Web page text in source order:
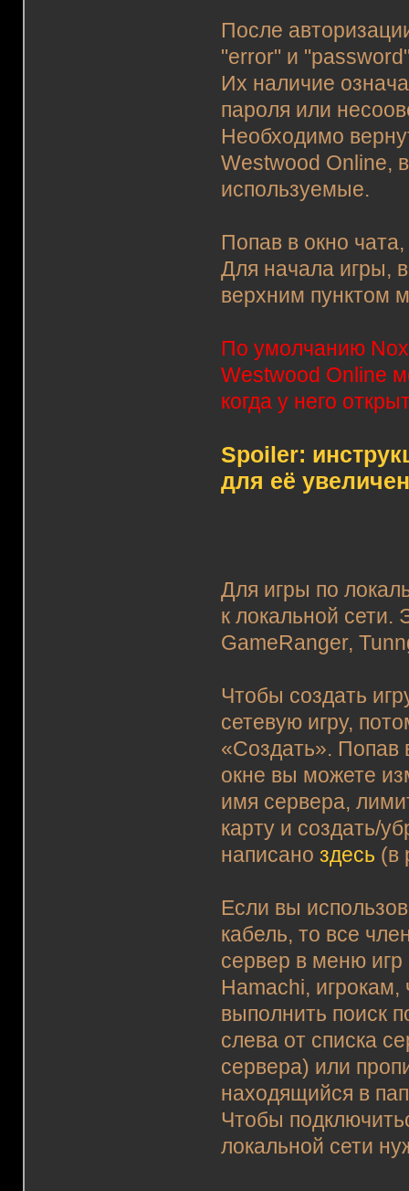
После
"error" и
Их наличие
пароля или
Необходимо
Westwood Online,
используемые.
Попав в окно
Для начала игры,
верхним пунктом
По умолчанию Nox
Westwood Online
когда у него
Spoiler:
для её
Для игры по
к локальной сети.
GameRanger,
Чтобы создать
сетевую игру,
«Создать». Попав
окне вы можете
имя сервера,
карту и создать/
написаноздесь (в
Если вы
кабель, то все
сервер в меню
Hamachi, игрокам,
выполнить поиск
слева от списка
сервера) или
находящийся в
Чтобы
локальной сети